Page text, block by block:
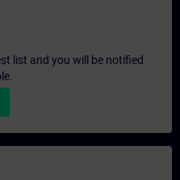
list and you will be notified